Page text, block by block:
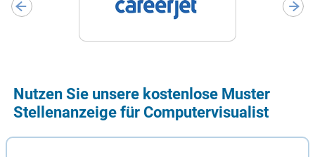
Nutzen Sie unsere kostenlose Muster
Stellenanzeige für Computervisualist